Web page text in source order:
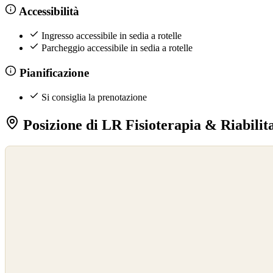
Accessibilità
Ingresso accessibile in sedia a rotelle
Parcheggio accessibile in sedia a rotelle
Pianificazione
Si consiglia la prenotazione
Posizione di LR Fisioterapia &